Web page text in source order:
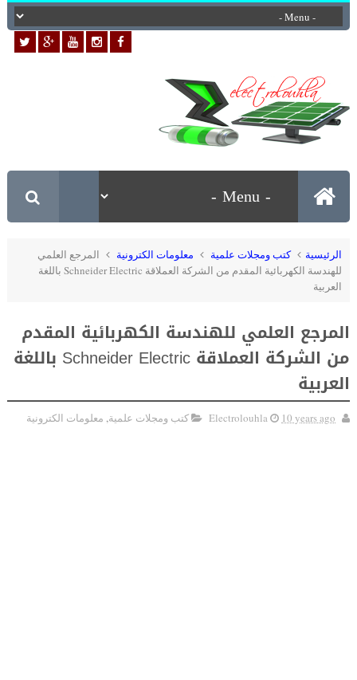
الرئيسية كتب ومجلات علمية معلومات الكترونية
المرجع العلمي
للهندسة الكهربائية المقدم من الشركة العملاقة Schneider Electric باللغة
العربية
المرجع العلمي للهندسة الكهربائية المقدم
من الشركة العملاقة Schneider Electric باللغة
العربية
Electrolouhla 10 years ago كتب ومجلات علمية, معلومات الكترونية